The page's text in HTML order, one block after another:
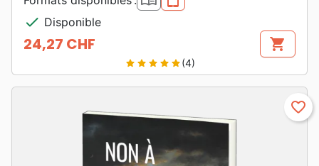
check Disponible
Prix
24,27 CHF shopping_cart
star star star star star(4)
favorite_border